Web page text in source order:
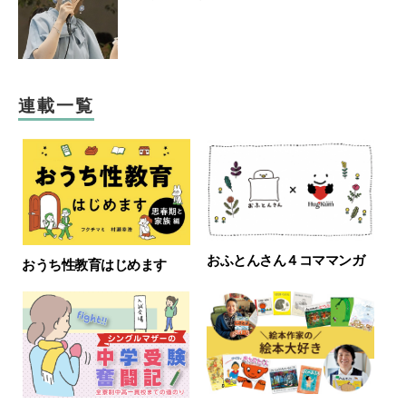
連載一覧
おうち性教育はじめます おふとんさん４コママンガ